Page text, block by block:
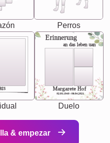
Perros
Erinnerung
an das leben uan
Margarete Hof
02.05.1940 - 08.04.2021
Duelo
& empezar